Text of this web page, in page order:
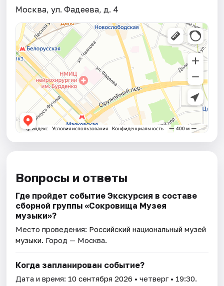
Москва, ул. Фадеева, д. 4
Вопросы и ответы
Где пройдет событие Экскурсия в составе
сборной группы «Сокровища Музея
музыки»?
Место проведения: Российский национальный музей
музыки. Город — Москва.
Когда запланирован событие?
Дата и время: 10 сентября 2026 • четверг • 19:30.